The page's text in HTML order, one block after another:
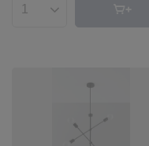
Ilość produktów